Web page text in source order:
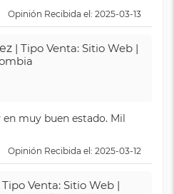
Opinión Recibida el: 2025-03-13
| Tipo Venta: Sitio Web |
muy buen estado. Mil
Opinión Recibida el: 2025-03-12
Tipo Venta: Sitio Web |